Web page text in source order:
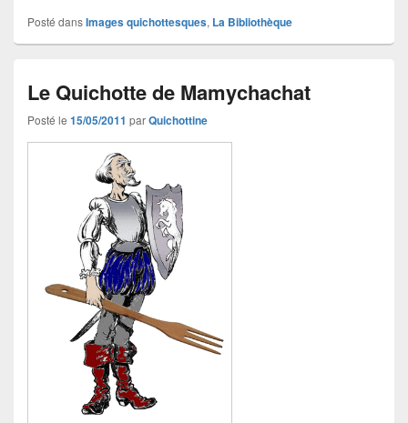
Posté dansImages quichottesques, La Bibliothèque
Le Quichotte de Mamychachat
Posté le 15/05/2011 parQuichottine